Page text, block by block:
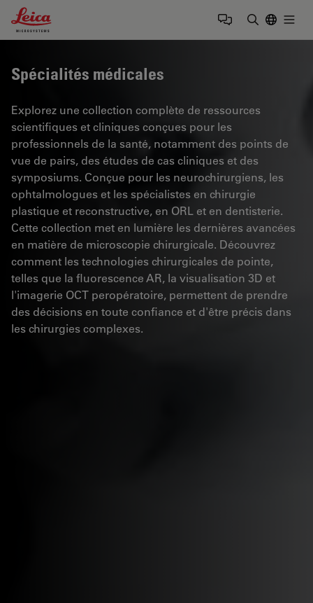
Leica Microsystems Logo
Spécialités médicales
Explorez une collection complète de ressources
scientifiques et cliniques conçues pour les
professionnels de la santé, notamment des points de
vue de pairs, des études de cas cliniques et des
symposiums. Conçue pour les neurochirurgiens, les
ophtalmologues et les spécialistes en chirurgie
plastique et reconstructive, en ORL et en dentisterie.
Cette collection met en lumière les dernières avancées
en matière de microscopie chirurgicale. Découvrez
comment les technologies chirurgicales de pointe,
telles que la fluorescence AR, la visualisation 3D et
l'imagerie OCT peropératoire, permettent de prendre
des décisions en toute confiance et d'être précis dans
les chirurgies complexes.